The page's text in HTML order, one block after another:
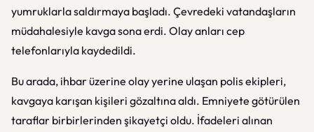
yumruklarla saldırmaya başladı. Çevredeki vatandaşların
müdahalesiyle kavga sona erdi. Olay anları cep
telefonlarıyla kaydedildi.
Bu arada, ihbar üzerine olay yerine ulaşan polis ekipleri,
kavgaya karışan kişileri gözaltına aldı. Emniyete götürülen
taraflar birbirlerinden şikayetçi oldu. İfadeleri alınan